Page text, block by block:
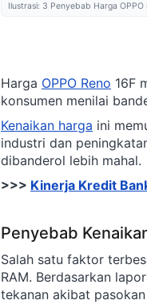
Ilustrasi: 3 Penyebab Harga
Harga OPPO Reno 16F
konsumen menilai
Kenaikan harga ini
industri dan
dibanderol lebih mahal.
>>> Kinerja Kredit
Penyebab
Salah satu faktor
RAM. Berdasarkan
tekanan akibat